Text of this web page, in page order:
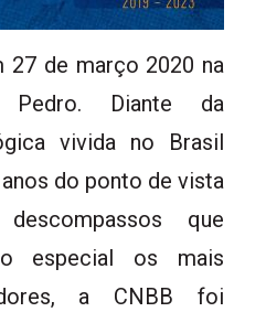
27 de março 2020 na
Diante da
vivida no Brasil
do ponto de vista
que
especial os mais
a CNBB foi